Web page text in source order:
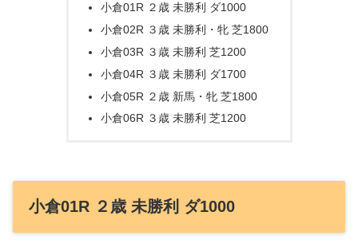
小倉01R ２歳 未勝利 ダ1000
小倉02R ３歳 未勝利・牝 芝1800
小倉03R ３歳 未勝利 芝1200
小倉04R ３歳 未勝利 ダ1700
小倉05R ２歳 新馬・牝 芝1800
小倉06R ３歳 未勝利 芝1200
小倉01R ２歳 未勝利 ダ1000